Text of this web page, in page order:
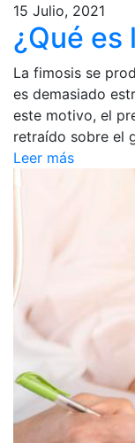
15 Julio, 2021
¿Qué es
La fimosis se
es demasiado
este motivo, el
retraído sobre el
Leer más